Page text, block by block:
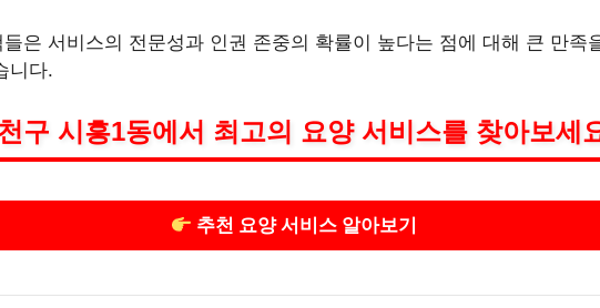
은 서비스의 전문성과 인권 존중의 확률이 높다는 점에 대해 큰 만족
니다.
구 시흥1동에서 최고의 요양 서비스를 찾아보세
추천 요양 서비스 알아보기